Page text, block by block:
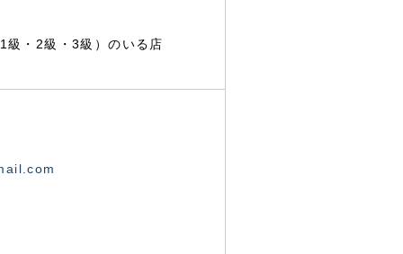
・2級・3級）のいる店